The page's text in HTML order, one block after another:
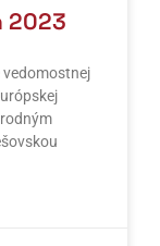
2023
vedomostnej